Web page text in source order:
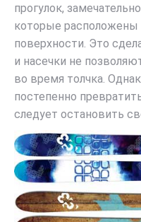
прогулок,
которые расположены
поверхности. Это
и насечки не
во время толчка.
постепенно
следует остановить